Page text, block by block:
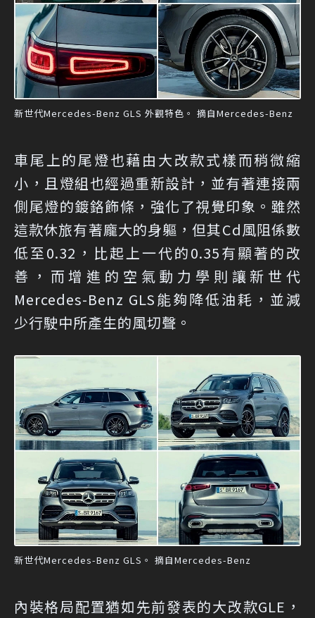
新世代Mercedes-Benz GLS 外觀特色。 摘自Mercedes-Benz
車尾上的尾燈也藉由大改款式樣而稍微縮
小，且燈組也經過重新設計，並有著連接兩
側尾燈的鍍鉻飾條，強化了視覺印象。雖然
這款休旅有著龐大的身軀，但其Cd風阻係數
低至0.32，比起上一代的0.35有顯著的改
善，而增進的空氣動力學則讓新世代
Mercedes-Benz GLS能夠降低油耗，並減
少行駛中所產生的風切聲。
新世代Mercedes-Benz GLS。 摘自Mercedes-Benz
內裝格局配置猶如先前發表的大改款GLE，